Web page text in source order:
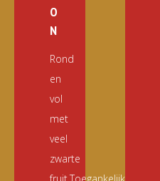
O
N
Rond
en
vol
met
veel
zwarte